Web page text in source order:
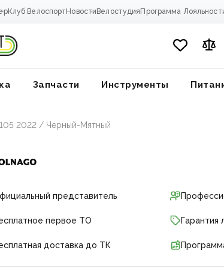
Клуб Велоспорт Новости Велостудия Программа
Запчасти Инструменты
2022 / Черный-Мятный
представитель
первое ТО Гарантия
доставка до ТК